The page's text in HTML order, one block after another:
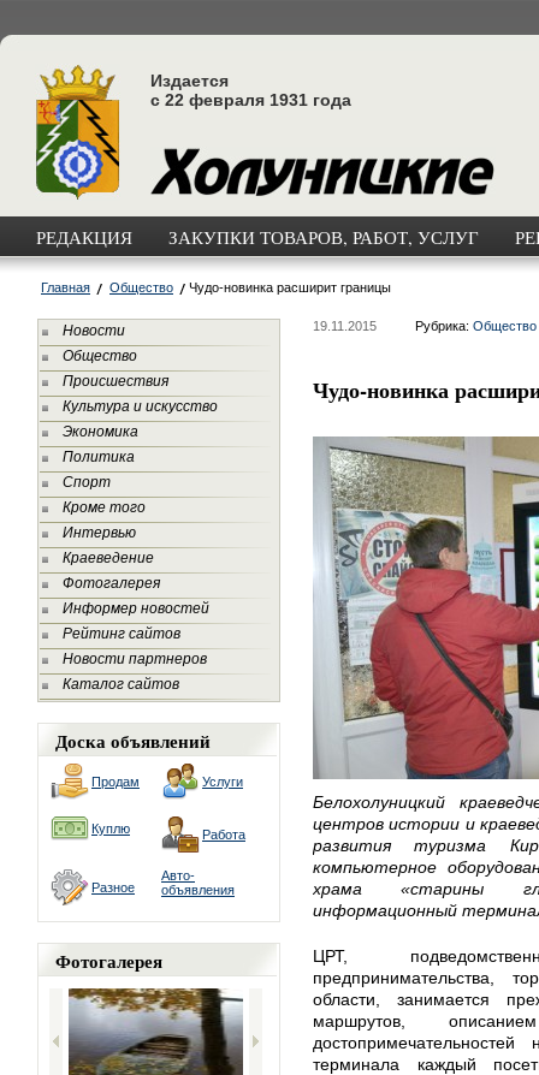
Издается
с 22 февраля 1931 года
РЕДАКЦИЯ ЗАКУПКИ ТОВАРОВ, РАБОТ, УСЛУГ
Главная Общество Чудо-новинка расширит границы
Новости
Общество
Происшествия
Культура и искусство
Экономика
Политика
Спорт
Кроме того
Интервью
Краеведение
Фотогалерея
Информер новостей
Рейтинг сайтов
Новости партнеров
Каталог сайтов
Доска объявлений
Продам Услуги
Куплю Работа
Разное
Авто-
объявления
Фотогалерея
19.11.2015 Рубрика: Общество
Чудо-новинка
Белохолуницкий
центров истории и
развития туризма
компьютерное
храма «старины
информационный
ЦРТ,
предпринимательства,
области, занимается
маршрутов,
терминала каждый